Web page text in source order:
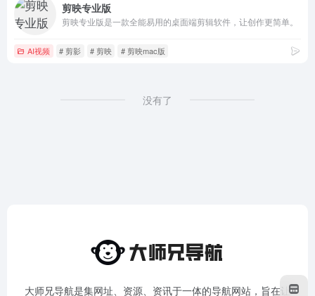
剪映专业版
剪映专业版是一款全能易用的桌面端剪辑软件，让创作更简单。
AI视频 # 剪影 # 剪映 # 剪映mac版
没有了
大师兄导航是集网址、资源、资讯于一体的导航网站，旨在让